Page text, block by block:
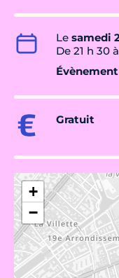
Le samedi
De 21 h 30
Gratuit
+
−